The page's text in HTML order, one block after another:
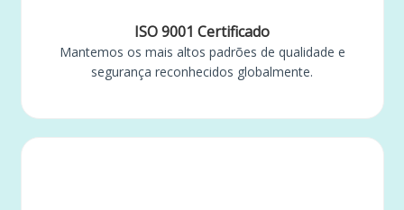
ISO 9001 Certificado
Mantemos os mais altos padrões de qualidade e
segurança reconhecidos globalmente.